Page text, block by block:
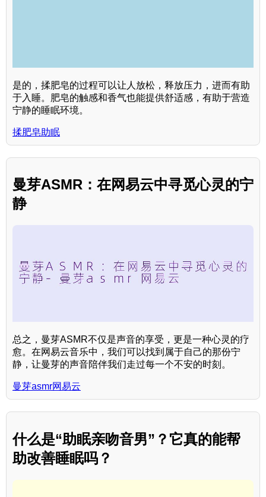
是的，揉肥皂的过程可以让人放松，释放压力，进而有助
于入睡。肥皂的触感和香气也能提供舒适感，有助于营造
宁静的睡眠环境。
揉肥皂助眠
曼芽ASMR：在网易云中寻觅心灵的宁
静
总之，曼芽ASMR不仅是声音的享受，更是一种心灵的疗
愈。在网易云音乐中，我们可以找到属于自己的那份宁
静，让曼芽的声音陪伴我们走过每一个不安的时刻。
曼芽asmr网易云
什么是“助眠亲吻音男”？它真的能帮
助改善睡眠吗？